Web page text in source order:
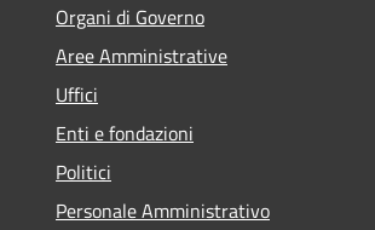
Organi di Governo
Aree Amministrative
Uffici
Enti e fondazioni
Politici
Personale Amministrativo